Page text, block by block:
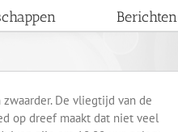
Berichten
De vliegtijd van de
op dreef maakt dat niet veel